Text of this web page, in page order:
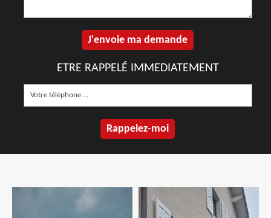
ETRE RAPPELÉ IMMEDIATEMENT